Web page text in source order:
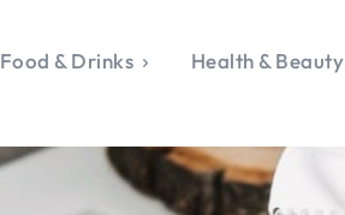
Travel & Culture
Food & Drinks
Over Valerie
De Top 5
Food & Drinks Health & Beauty